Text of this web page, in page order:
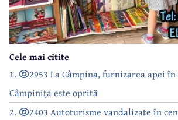
Cele mai citite
1.
2953 La Câmpina, furnizarea apei
Câmpinița este oprită
2.
2403 Autoturisme vandalizate în